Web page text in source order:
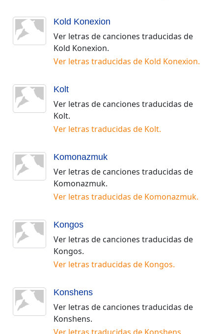
Kold Konexion
Ver letras de canciones traducidas de
Kold Konexion.
Ver letras traducidas de Kold Konexion.
Kolt
Ver letras de canciones traducidas de
Kolt.
Ver letras traducidas de Kolt.
Komonazmuk
Ver letras de canciones traducidas de
Komonazmuk.
Ver letras traducidas de Komonazmuk.
Kongos
Ver letras de canciones traducidas de
Kongos.
Ver letras traducidas de Kongos.
Konshens
Ver letras de canciones traducidas de
Konshens.